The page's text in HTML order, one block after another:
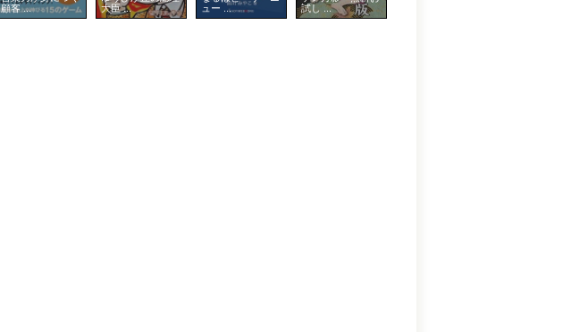
顧客 ...
大臣 ...
ュー ...
試し ...